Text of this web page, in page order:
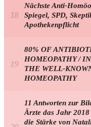
Nächste Anti-
Spiegel, SPD,
Apothekenpflicht
80% OF
HOMEOPATHY /
THE WELL-
HOMEOPATHY
11 Antworten zur
Ärzte das Jahr
die Stärke von